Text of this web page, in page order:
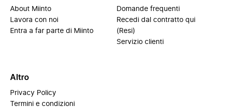
About Miinto
Lavora con noi
Entra a far parte di Miinto
Domande frequenti
Recedi dal contratto qui
(Resi)
Servizio clienti
Altro
Privacy Policy
Termini e condizioni